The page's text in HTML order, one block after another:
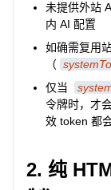
未提供外站
内 AI 配置
如确需复用
（
仅当
令牌时，才
效 token 都
2. 纯